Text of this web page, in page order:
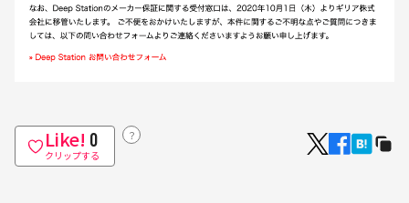
Like! 0
クリップする
？